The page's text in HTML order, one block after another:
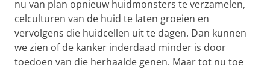
nu van plan opnieuw huidmonsters te verzamelen,
celculturen van de huid te laten groeien en
vervolgens die huidcellen uit te dagen. Dan kunnen
we zien of de kanker inderdaad minder is door
toedoen van die herhaalde genen. Maar tot nu toe